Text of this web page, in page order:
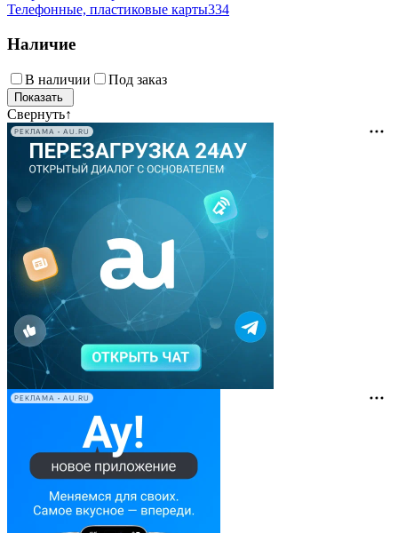
Телефонные, пластиковые карты334
Наличие
В наличии Под заказ
Свернуть↑
РЕКЛАМА • AU.RU
РЕКЛАМА • AU.RU